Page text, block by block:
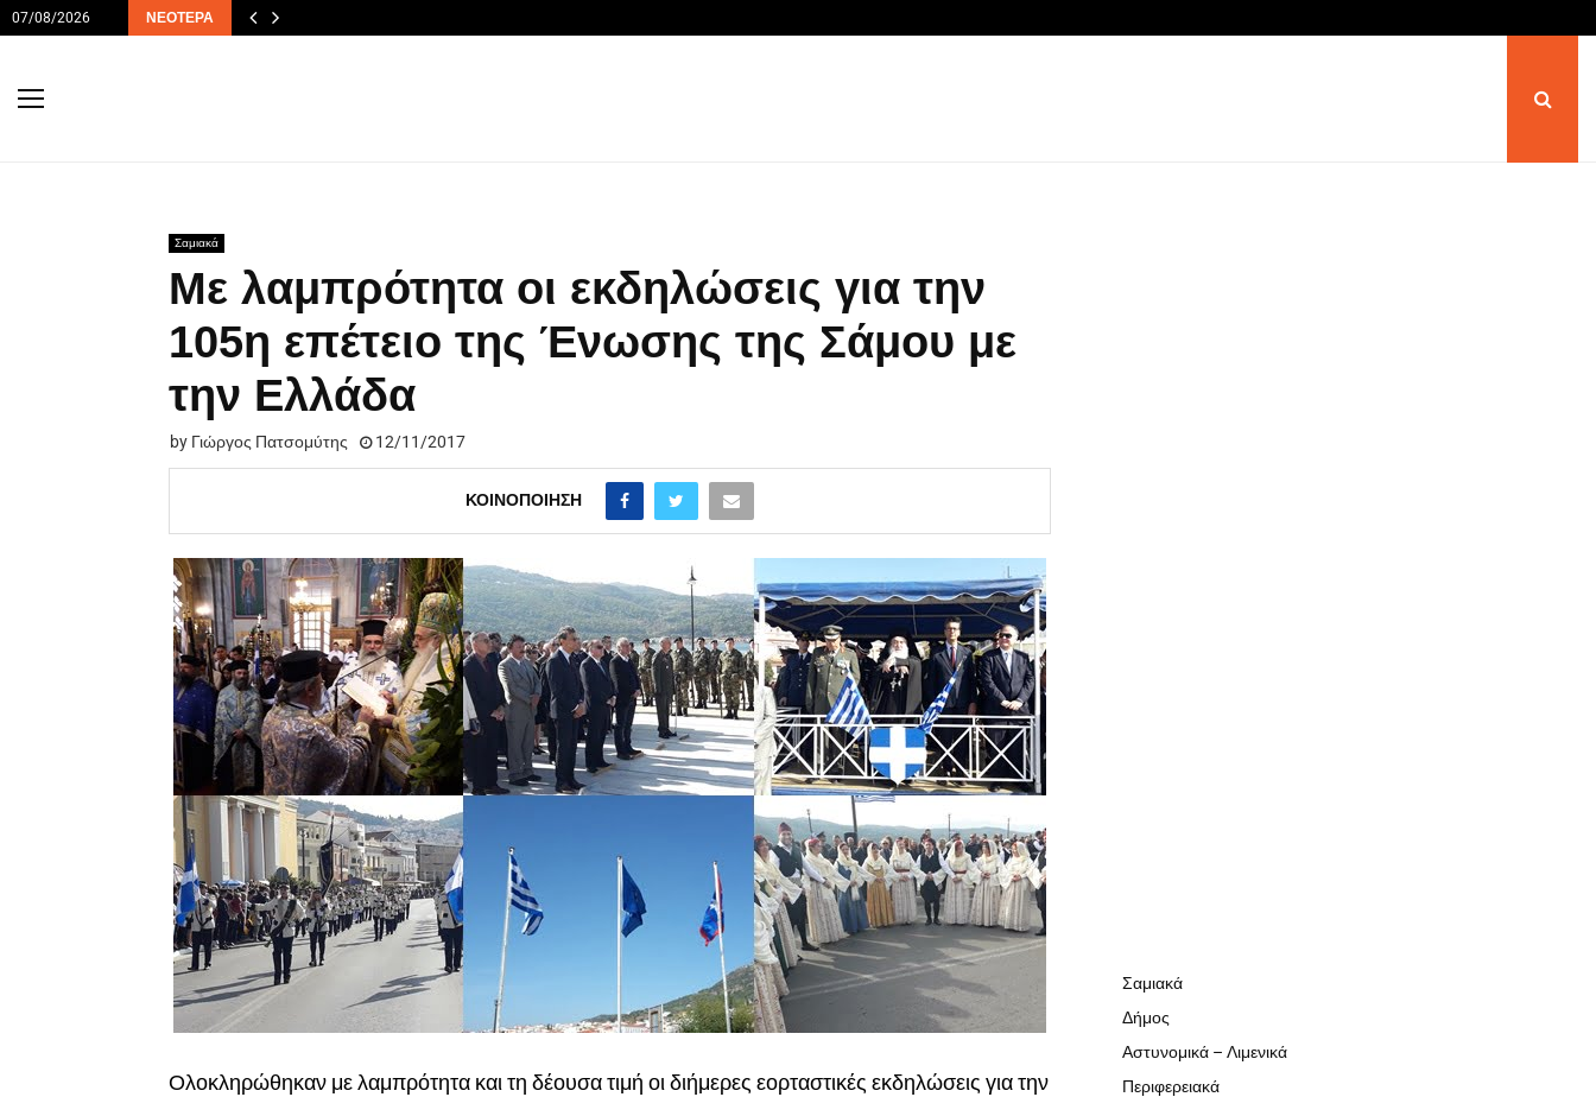
07/08/2026 ΝΕΌΤΕΡΑ
Σαμιακά
Με λαμπρότητα οι εκδηλώσεις για την
105η επέτειο της Ένωσης της Σάμου με
την Ελλάδα
by Γιώργος Πατσομύτης 12/11/2017
ΚΟΙΝΟΠΟΊΗΣΗ
Ολοκληρώθηκαν με λαμπρότητα και τη δέουσα τιμή οι διήμερες εορταστικές εκδηλώσεις για την
Σαμιακά
Δήμος
Αστυνομικά – Λιμενικά
Περιφερειακά